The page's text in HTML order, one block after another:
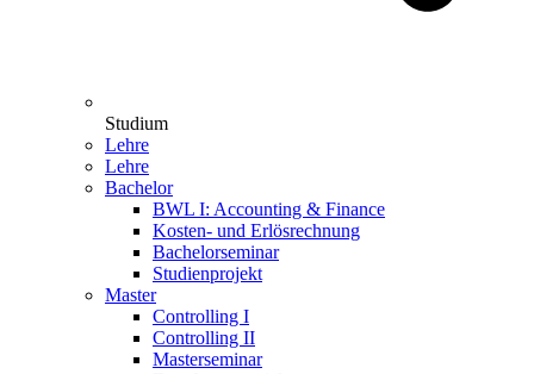
Studium
Lehre
Lehre
Bachelor
BWL I: Accounting & Finance
Kosten- und Erlösrechnung
Bachelorseminar
Studienprojekt
Master
Controlling I
Controlling II
Masterseminar